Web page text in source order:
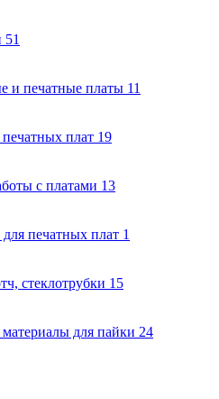
51
и печатные платы 11
плат 19
с платами 13
печатных плат 1
стеклотрубки 15
для пайки 24